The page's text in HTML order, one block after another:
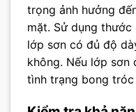
trọng ảnh hưởng
mặt. Sử dụng
lớp sơn có đủ độ
không. Nếu lớp sơn
tình trạng bong tróc